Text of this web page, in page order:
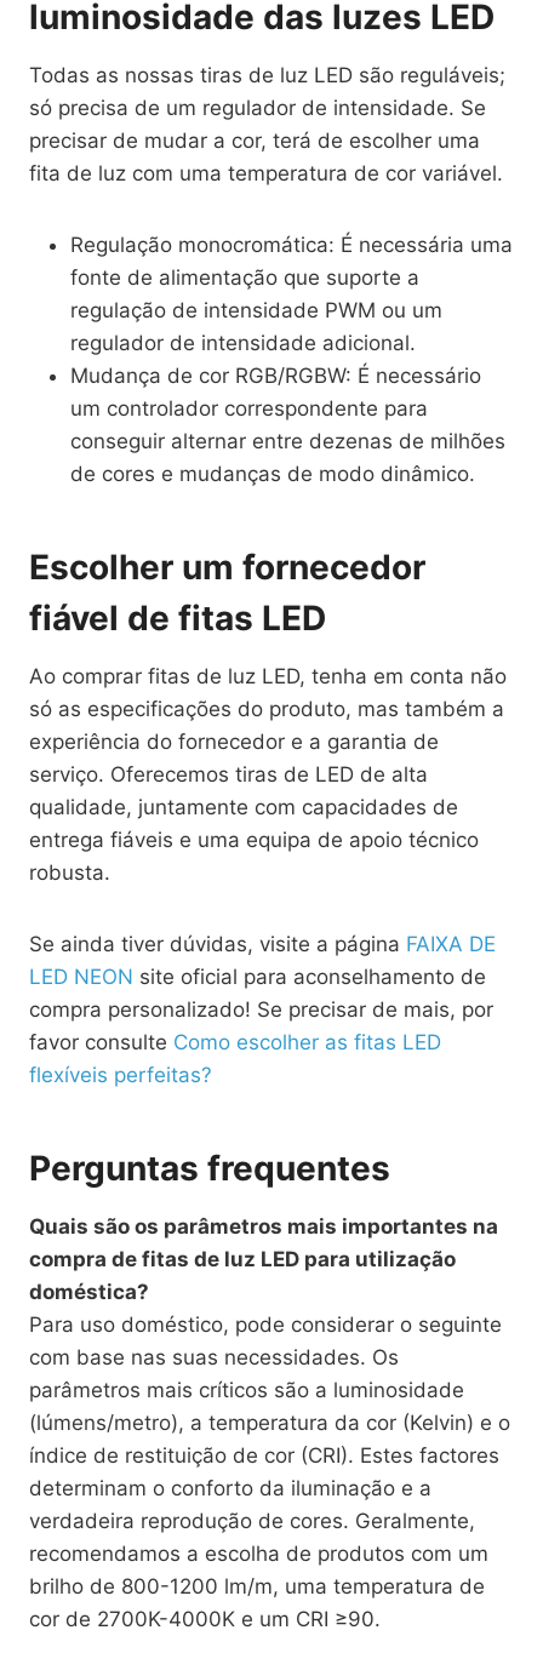
luminosidade das luzes LED
Todas as nossas tiras de luz LED são reguláveis;
só precisa de um regulador de intensidade. Se
precisar de mudar a cor, terá de escolher uma
fita de luz com uma temperatura de cor variável.
Regulação monocromática: É necessária uma
fonte de alimentação que suporte a
regulação de intensidade PWM ou um
regulador de intensidade adicional.
Mudança de cor RGB/RGBW: É necessário
um controlador correspondente para
conseguir alternar entre dezenas de milhões
de cores e mudanças de modo dinâmico.
Escolher um fornecedor
fiável de fitas LED
Ao comprar fitas de luz LED, tenha em conta não
só as especificações do produto, mas também a
experiência do fornecedor e a garantia de
serviço. Oferecemos tiras de LED de alta
qualidade, juntamente com capacidades de
entrega fiáveis e uma equipa de apoio técnico
robusta.
Se ainda tiver dúvidas, visite a página FAIXA DE
LED NEON site oficial para aconselhamento de
compra personalizado! Se precisar de mais, por
favor consulte Como escolher as fitas LED
flexíveis perfeitas?
Perguntas frequentes
Quais são os parâmetros mais importantes na
compra de fitas de luz LED para utilização
doméstica?
Para uso doméstico, pode considerar o seguinte
com base nas suas necessidades. Os
parâmetros mais críticos são a luminosidade
(lúmens/metro), a temperatura da cor (Kelvin) e o
índice de restituição de cor (CRI). Estes factores
determinam o conforto da iluminação e a
verdadeira reprodução de cores. Geralmente,
recomendamos a escolha de produtos com um
brilho de 800-1200 lm/m, uma temperatura de
cor de 2700K-4000K e um CRI ≥90.